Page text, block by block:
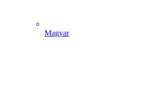
Magyar